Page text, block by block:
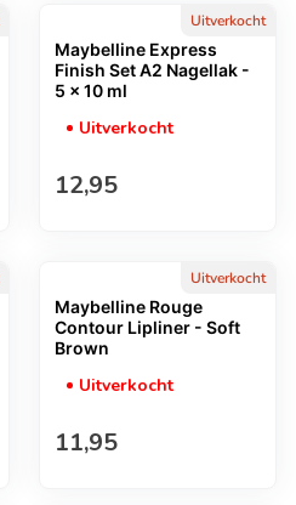
Uitverkocht
Maybelline Express
Finish Set A2 Nagellak -
5 x 10 ml
Uitverkocht
Normale prijs
12,95
Uitverkocht
Maybelline Rouge
Contour Lipliner - Soft
Brown
Uitverkocht
Normale prijs
11,95